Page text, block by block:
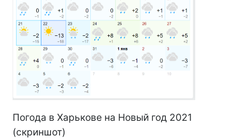
Погода в Харькове на Новый год 2021
(скриншот)